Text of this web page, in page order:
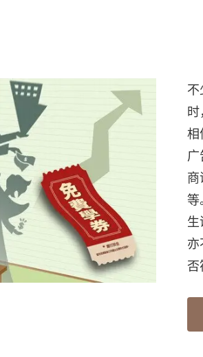
时
相
等
生
否